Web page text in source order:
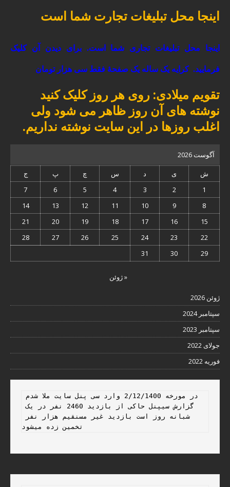
اینجا محل تبلیغات تجارت شما است
اینجا محل تبلیغات تجاری شما است. برای دیدن آن کلیک
فرمایید. کرایه یک ساله یک صفحۀ فقط سی هزار تومان
تقویم میلادی: روی هر روز کلیک کنید
نوشته های آن روز ظاهر می شود ولی
اغلب روزها در این سایت نوشته نداریم.
آگوست 2026
ش ی د س چ پ
ج
1
2
3
4
5
6
7
8
9
10
11
12
13
14
15
16
17
18
19
20
21
22
23
24
25
26
27
28
29
30
31
« ژوئن
ژوئن 2026
سپتامبر 2024
سپتامبر 2023
جولای 2022
فوریه 2022
گزارش سیپنل حاکی از بازدید 2460 نفر در یک